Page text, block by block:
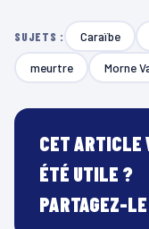
SUJETS : Caraïbe
meurtre Morne
CET ARTICLE
ÉTÉ UTILE ?
PARTAGEZ-LE